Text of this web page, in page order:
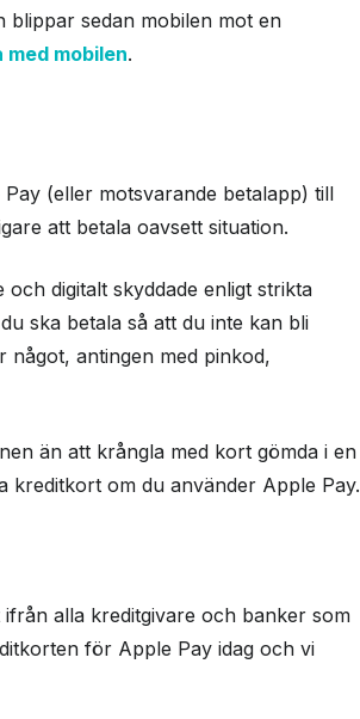
blippar sedan mobilen mot en
med mobilen.
(eller motsvarande betalapp) till
att betala oavsett situation.
digitalt skyddade enligt strikta
ska betala så att du inte kan bli
något, antingen med pinkod,
än att krångla med kort gömda i en
kreditkort om du använder Apple Pay.
alla kreditgivare och banker som
för Apple Pay idag och vi